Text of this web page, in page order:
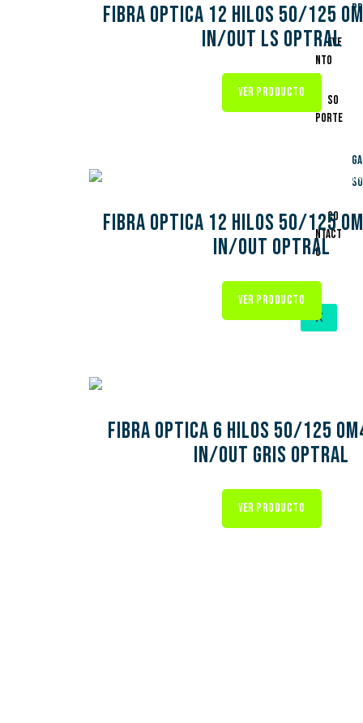
Eve
nto
s
So
porte
Co
ntact
o
X
FIBRA OPTICA 12 HILOS 50/125
IN/OUT LS OPTRAL
VER PRODUCTO
FIBRA OPTICA 12 HILOS 50/125
IN/OUT OPTRAL
VER PRODUCTO
FIBRA OPTICA 6 HILOS 50/125
IN/OUT GRIS OPTRAL
VER PRODUCTO